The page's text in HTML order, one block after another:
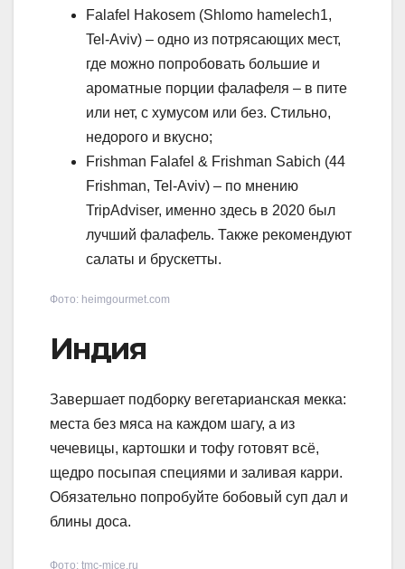
Falafel Hakosem (Shlomo hamelech1,
Tel-Aviv) – одно из потрясающих мест,
где можно попробовать большие и
ароматные порции фалафеля – в пите
или нет, с хумусом или без. Стильно,
недорого и вкусно;
Frishman Falafel & Frishman Sabich (44
Frishman, Tel-Aviv) – по мнению
TripAdviser, именно здесь в 2020 был
лучший фалафель. Также рекомендуют
салаты и брускетты.
Фото: heimgourmet.com
Индия
Завершает подборку вегетарианская мекка:
места без мяса на каждом шагу, а из
чечевицы, картошки и тофу готовят всё,
щедро посыпая специями и заливая карри.
Обязательно попробуйте бобовый суп дал и
блины доса.
Фото: tmc-mice.ru